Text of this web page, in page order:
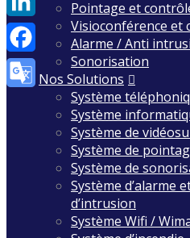
Pointage et
Visioconférence et
Alarme / Anti
Sonorisation
Nos Solutions
Système
Système
Système de
Système de
Système de
Système d’alarme
d’intrusion
Système Wifi /
LinkedIn
Facebook
Translate